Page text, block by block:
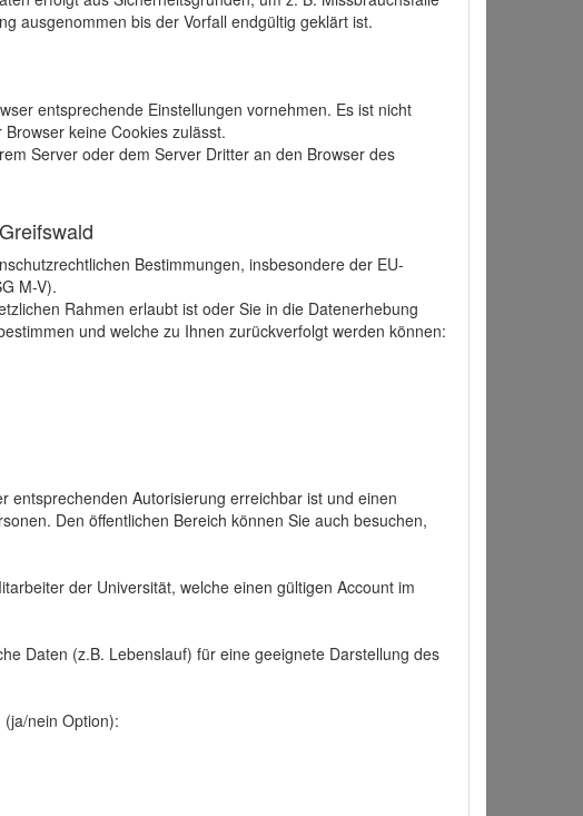
ausgenommen bis der Vorfall endgültig geklärt ist.
entsprechende Einstellungen vornehmen. Es ist nicht
keine Cookies zulässt.
Server oder dem Server Dritter an den Browser des
Bestimmungen, insbesondere der EU-
M-V).
Rahmen erlaubt ist oder Sie in die Datenerhebung
und welche zu Ihnen zurückverfolgt werden können:
entsprechenden Autorisierung erreichbar ist und einen
Den öffentlichen Bereich können Sie auch besuchen,
der Universität, welche einen gültigen Account im
Daten (z.B. Lebenslauf) für eine geeignete Darstellung des
nein Option):